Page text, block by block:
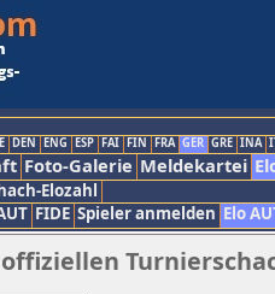
DEN ENG ESP FAI FIN FRA GER GRE INA
Foto-Galerie Meldekartei
Elozahl
FIDE Spieler anmelden Elo